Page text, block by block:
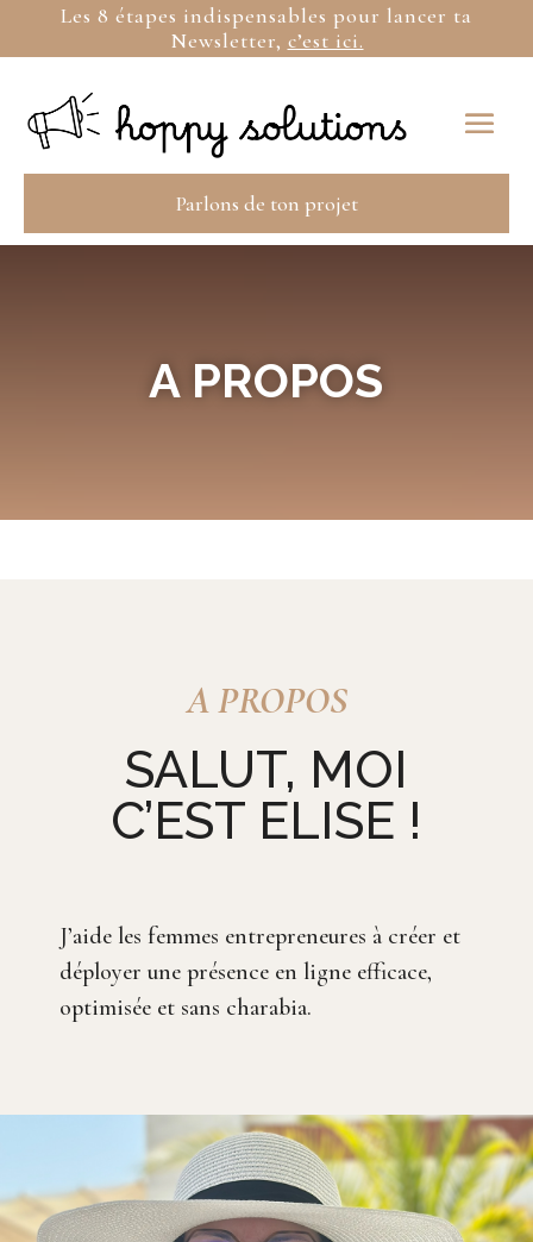
Les 8 étapes indispensables pour lancer ta
Newsletter, c’est ici.
Parlons de ton projet
A PROPOS
A PROPOS
SALUT, MOI
C’EST ELISE !
J’aide les femmes entrepreneures à créer et
déployer une présence en ligne efficace,
optimisée et sans charabia.